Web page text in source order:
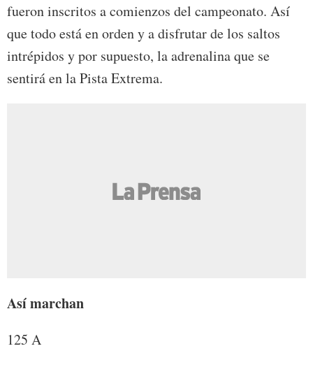
fueron inscritos a comienzos del campeonato. Así
que todo está en orden y a disfrutar de los saltos
intrépidos y por supuesto, la adrenalina que se
sentirá en la Pista Extrema.
Así marchan
125 A